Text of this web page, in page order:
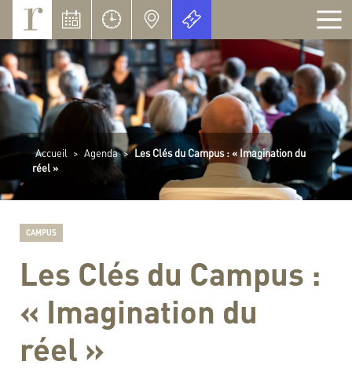
Accueil > Agenda > Les Clés du Campus : « Imagination du
réel »
CAMPUS
Les Clés du Campus :
« Imagination du
réel »
Panneau de gestion des cookies